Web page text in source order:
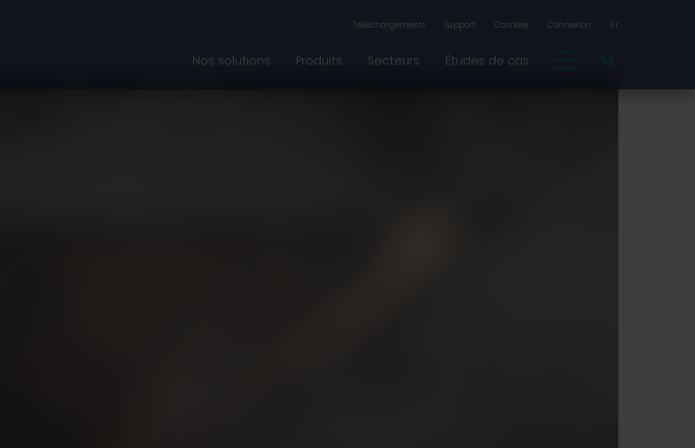
Téléchargements Support Carrière Connexion Fr
Nos solutions Produits Secteurs Études de cas